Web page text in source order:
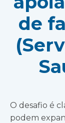
de
O desafio é
podem